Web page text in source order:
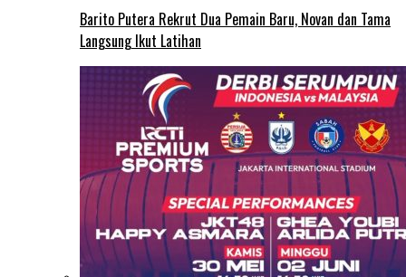
Barito Putera Rekrut Dua Pemain Baru, Novan dan Tama
Langsung Ikut Latihan